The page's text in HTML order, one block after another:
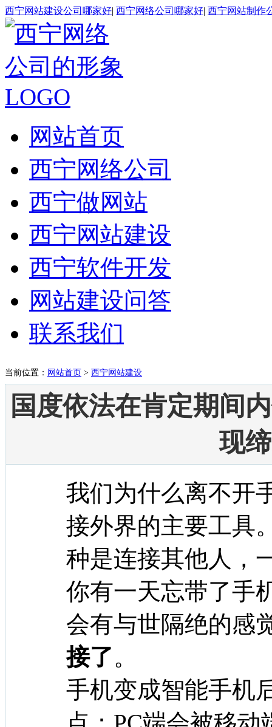
西宁网站建设公司哪家好| 西宁网络公司哪家好| 西宁网站制作
网站首页
西宁网络公司
西宁做网站
西宁网站建设
西宁软件开发
网站建设问答
联系我们
当前位置： 网站首页 > 西宁网站建设
国度依法在肯定期间
现
我们为什么离不开
接外界的主要工具
种是连接其他人，
你有一天忘带了手
会有与世隔绝的感
接了。
手机变成智能手机